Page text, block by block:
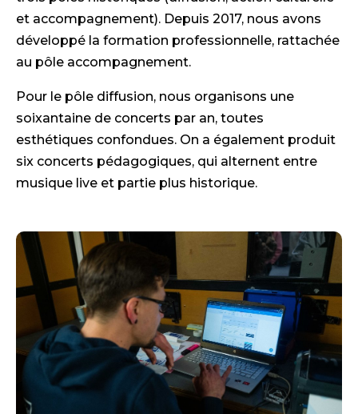
et accompagnement). Depuis 2017, nous avons
développé la formation professionnelle, rattachée
au pôle accompagnement.
Pour le pôle diffusion, nous organisons une
soixantaine de concerts par an, toutes
esthétiques confondues. On a également produit
six concerts pédagogiques, qui alternent entre
musique live et partie plus historique.